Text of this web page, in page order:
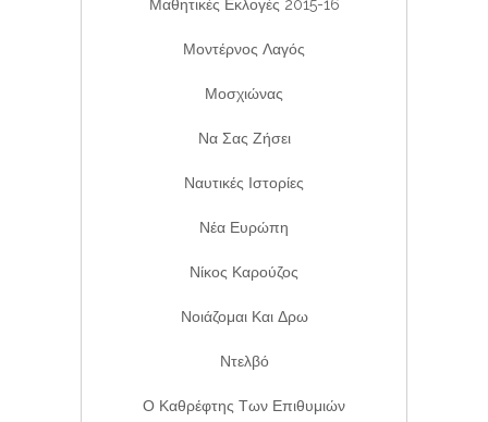
Μαθητικές Εκλογές 2015-16
Μοντέρνος Λαγός
Μοσχιώνας
Να Σας Ζήσει
Ναυτικές Ιστορίες
Νέα Ευρώπη
Νίκος Καρούζος
Νοιάζομαι Και Δρω
Ντελβό
Ο Καθρέφτης Των Επιθυμιών